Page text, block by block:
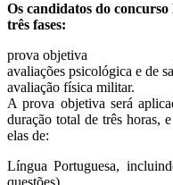
Os candidatos do
três fases:
prova objetiva
avaliações psicológica e de
avaliação física militar.
A prova objetiva será
duração total de três horas,
elas de:
Língua Portuguesa,
questões)